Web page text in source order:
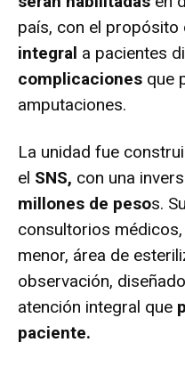
país, con el propósito
integral a pacientes
complicaciones que
amputaciones.
La unidad fue
el SNS, con una
millones de pesos.
consultorios
menor, área de
observación,
atención integral que
paciente.